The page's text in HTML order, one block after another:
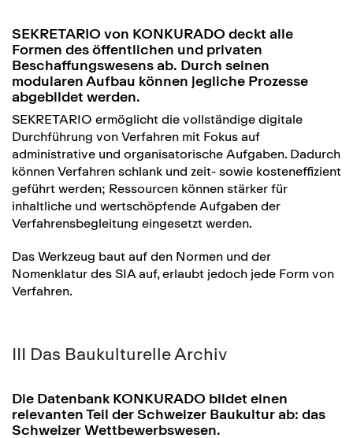
SEKRETARIO von KONKURADO deckt alle
Formen des öffentlichen und privaten
Beschaffungswesens ab. Durch seinen
modularen Aufbau können jegliche Prozesse
abgebildet werden.
SEKRETARIO ermöglicht die vollständige digitale
Durchführung von Verfahren mit Fokus auf
administrative und organisatorische Aufgaben. Dadurch
können Verfahren schlank und zeit- sowie kosteneffizient
geführt werden; Ressourcen können stärker für
inhaltliche und wertschöpfende Aufgaben der
Verfahrensbegleitung eingesetzt werden.
Das Werkzeug baut auf den Normen und der
Nomenklatur des SIA auf, erlaubt jedoch jede Form von
Verfahren.
III Das Baukulturelle Archiv
Die Datenbank KONKURADO bildet einen
relevanten Teil der Schweizer Baukultur ab: das
Schweizer Wettbewerbswesen.